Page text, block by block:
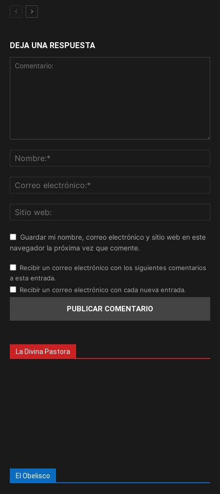
DEJA UNA RESPUESTA
Guardar mi nombre, correo electrónico y sitio web en este
navegador la próxima vez que comente.
Recibir un correo electrónico con los siguientes comentarios
a esta entrada.
Recibir un correo electrónico con cada nueva entrada.
La Divina Pastora
El Obelisco